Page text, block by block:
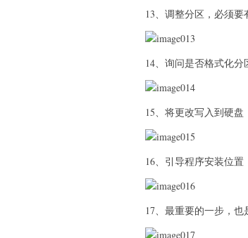
13、调整分区，必须
14、询问是否格式化分
15、将更改写入到硬盘
16、引导程序安装位置
17、最重要的一步，